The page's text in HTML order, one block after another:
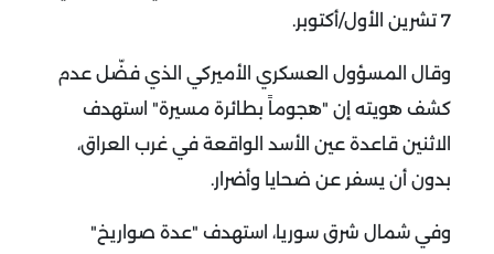
7 تشرين الأول/أكتوبر.
وقال المسؤول العسكري الأميركي الذي فضّل عدم
كشف هويته إن "هجوماً بطائرة مسيرة" استهدف
الاثنين قاعدة عين الأسد الواقعة في غرب العراق،
بدون أن يسفر عن ضحايا وأضرار.
وفي شمال شرق سوريا، استهدف "عدة صواريخ"